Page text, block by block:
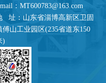
：MT600783@163.com
址：山东省淄博高新区卫固
傅山工业园区(235省道东150
)